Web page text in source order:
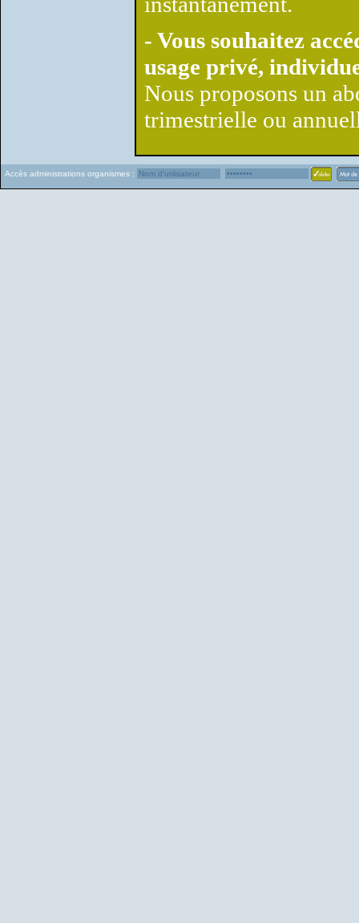
- Vous souhaitez
usage privé,
Nous proposons un
trimestrielle ou
Accès administrations organismes :